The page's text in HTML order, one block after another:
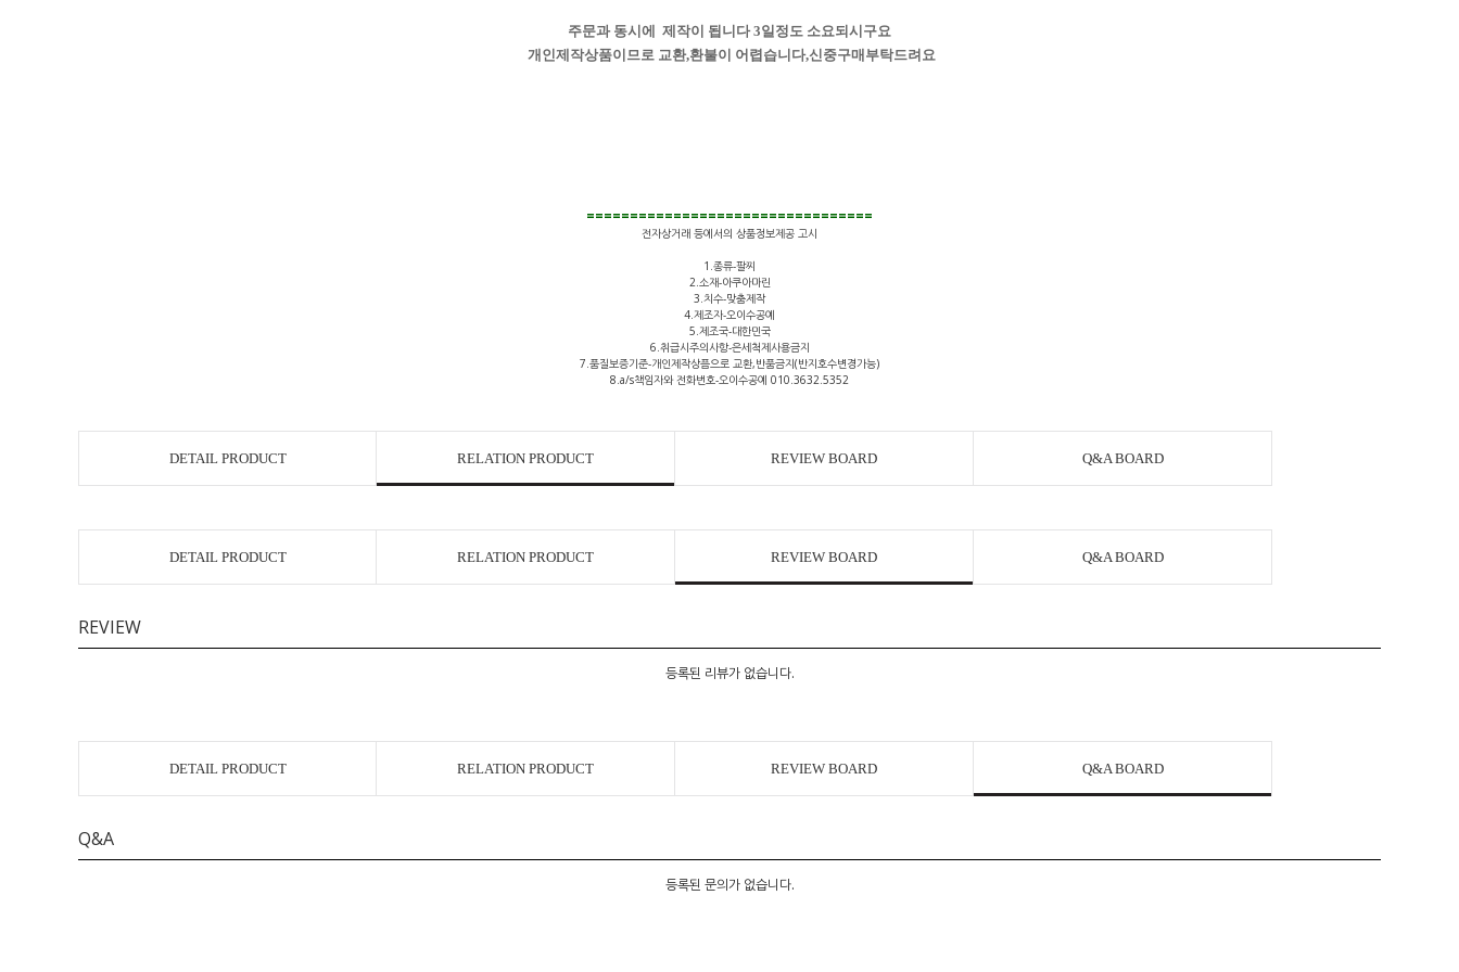
주문과 동시에 제작이 됩니다 3일정도 소요되시구요
개인제작상품이므로 교환,환불이 어렵습니다,신중구매부탁드려요
=================================
전자상거래 등에서의 상품정보제공 고시
1.종류-팔찌
2.소재-아쿠아마린
3.치수-맞춤제작
4.제조자-오이수공예
5.제조국-대한민국
6.취급시주의사항-은세척제사용금지
7.품질보증기준-개인제작상픔으로 교환,반품금지(반지호수변경가능)
8.a/s책임자와 전화번호-오이수공예 010.3632.5352
DETAIL PRODUCT RELATION PRODUCT REVIEW BOARD Q&A BOARD
DETAIL PRODUCT RELATION PRODUCT REVIEW BOARD Q&A BOARD
REVIEW
등록된 리뷰가 없습니다.
DETAIL PRODUCT RELATION PRODUCT REVIEW BOARD Q&A BOARD
Q&A
등록된 문의가 없습니다.